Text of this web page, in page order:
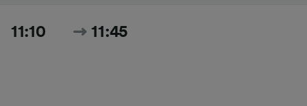
11:10 11:45